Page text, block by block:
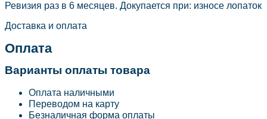
Ревизия раз в 6 месяцев. Докупается при: износе лопаток
Доставка и оплата
Оплата
Варианты оплаты товара
Оплата наличными
Переводом на карту
Безналичная форма оплаты